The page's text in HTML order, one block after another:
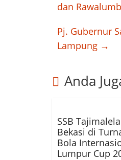
dan
Pj. Gubernur
Lampung →
Anda
SSB
Bekasi di
Bola
Lumpur Cup